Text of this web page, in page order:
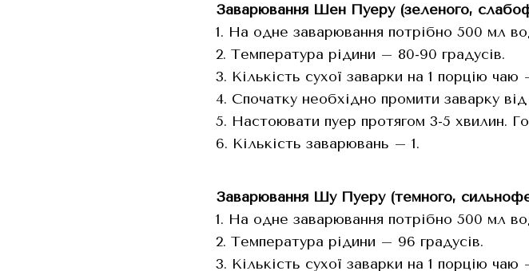
Заварювання Шен Пуеру (зеленого,
1. На одне заварювання потрібно 500 мл
2. Температура рідини – 80-90 градусів.
3. Кількість сухої заварки на 1 порцію чаю
4. Спочатку необхідно промити заварку
5. Настоювати пуер протягом 3-5 хвилин.
6. Кількість заварювань – 1.
Заварювання Шу Пуеру (темного,
1. На одне заварювання потрібно 500 мл
2. Температура рідини – 96 градусів.
3. Кількість сухої заварки на 1 порцію чаю